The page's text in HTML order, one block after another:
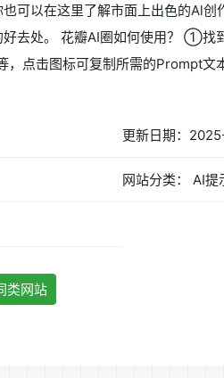
可以在这里了解市面上出色的Al
去处。 花瓣AI圈如何使用？ ①找
点击图标可复制所需的Prompt
更新日期：
网站分类： AI提
类网站